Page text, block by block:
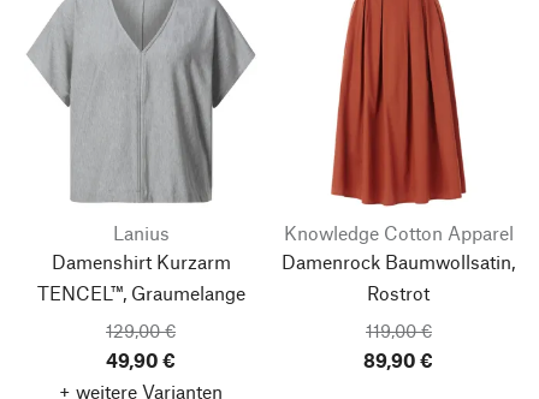
Lanius
Damenshirt Kurzarm
TENCEL™, Graumelange
129,00 €
49,90 €
+ weitere Varianten
Knowledge Cotton Apparel
Damenrock Baumwollsatin,
Rostrot
119,00 €
89,90 €